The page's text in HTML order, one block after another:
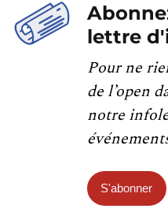
lettre
Pour ne
de l’open
notre
S'abonner